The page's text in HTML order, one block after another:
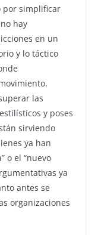
por simplificar
hay
en un
y lo táctico
las
y poses
sirviendo
ya han
o el “nuevo
ya
antes se
organizaciones